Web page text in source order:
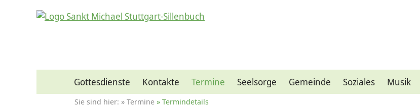
Gottesdienste Kontakte Termine Seelsorge Gemeinde Soziales Musik
Termine Termindetails